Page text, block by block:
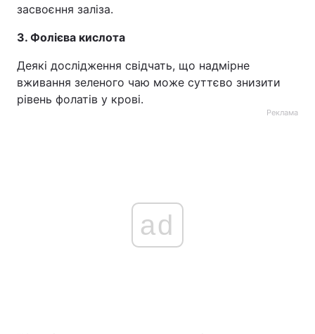
засвоєння заліза.
3. Фолієва кислота
Деякі дослідження свідчать, що надмірне
вживання зеленого чаю може суттєво знизити
рівень фолатів у крові.
Реклама
ad